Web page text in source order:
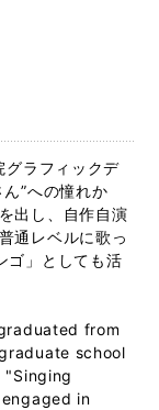
グラフィックデ
”への憧れか
出し、自作自演
通レベルに歌っ
ゴ」としても活
from
school
"Singing
in